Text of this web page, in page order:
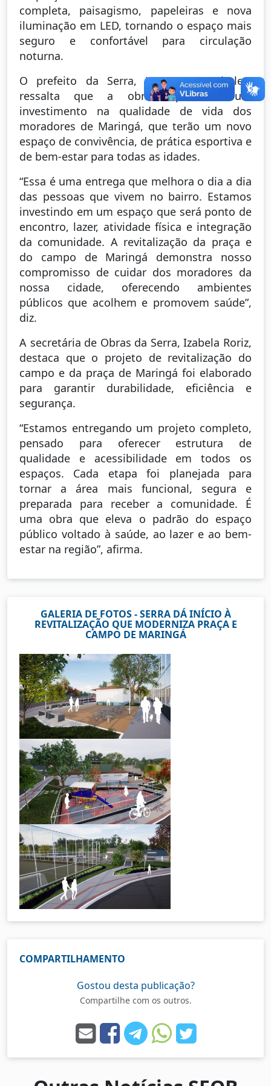
completa, paisagismo, papeleiras e nova
iluminação em LED, tornando o espaço mais
seguro e confortável para circulação
noturna.
O prefeito da Serra, Weverson Meireles,
ressalta que a obra representa um
investimento na qualidade de vida dos
moradores de Maringá, que terão um novo
espaço de convivência, de prática esportiva e
de bem-estar para todas as idades.
“Essa é uma entrega que melhora o dia a dia
das pessoas que vivem no bairro. Estamos
investindo em um espaço que será ponto de
encontro, lazer, atividade física e integração
da comunidade. A revitalização da praça e
do campo de Maringá demonstra nosso
compromisso de cuidar dos moradores da
nossa cidade, oferecendo ambientes
públicos que acolhem e promovem saúde”,
diz.
A secretária de Obras da Serra, Izabela Roriz,
destaca que o projeto de revitalização do
campo e da praça de Maringá foi elaborado
para garantir durabilidade, eficiência e
segurança.
“Estamos entregando um projeto completo,
pensado para oferecer estrutura de
qualidade e acessibilidade em todos os
espaços. Cada etapa foi planejada para
tornar a área mais funcional, segura e
preparada para receber a comunidade. É
uma obra que eleva o padrão do espaço
público voltado à saúde, ao lazer e ao bem-
estar na região”, afirma.
GALERIA DE FOTOS - SERRA DÁ INÍCIO À
REVITALIZAÇÃO QUE MODERNIZA PRAÇA E
CAMPO DE MARINGÁ
COMPARTILHAMENTO
Gostou desta publicação?
Compartilhe com os outros.